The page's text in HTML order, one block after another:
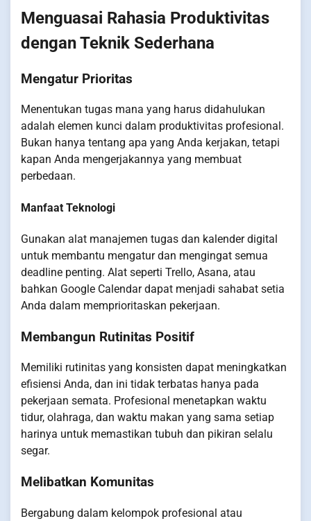
Menguasai Rahasia Produktivitas
dengan Teknik Sederhana
Mengatur Prioritas
Menentukan tugas mana yang harus didahulukan
adalah elemen kunci dalam produktivitas profesional.
Bukan hanya tentang apa yang Anda kerjakan, tetapi
kapan Anda mengerjakannya yang membuat
perbedaan.
Manfaat Teknologi
Gunakan alat manajemen tugas dan kalender digital
untuk membantu mengatur dan mengingat semua
deadline penting. Alat seperti Trello, Asana, atau
bahkan Google Calendar dapat menjadi sahabat setia
Anda dalam memprioritaskan pekerjaan.
Membangun Rutinitas Positif
Memiliki rutinitas yang konsisten dapat meningkatkan
efisiensi Anda, dan ini tidak terbatas hanya pada
pekerjaan semata. Profesional menetapkan waktu
tidur, olahraga, dan waktu makan yang sama setiap
harinya untuk memastikan tubuh dan pikiran selalu
segar.
Melibatkan Komunitas
Bergabung dalam kelompok profesional atau